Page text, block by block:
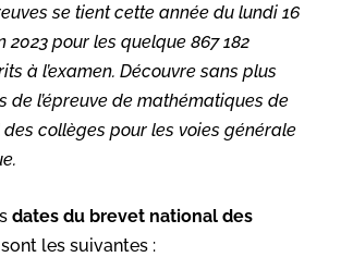
se tient cette année du lundi 16
2023 pour les quelque 867 182
à l’examen. Découvre sans plus
de l’épreuve de mathématiques de
collèges pour les voies générale
dates du brevet national des
sont les suivantes :